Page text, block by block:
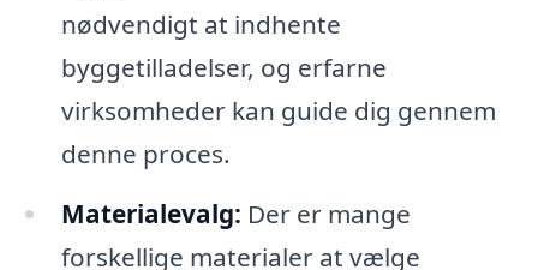
nødvendigt at indhente
byggetilladelser, og erfarne
virksomheder kan guide dig gennem
denne proces.
Materialevalg: Der er mange
forskellige materialer at vælge